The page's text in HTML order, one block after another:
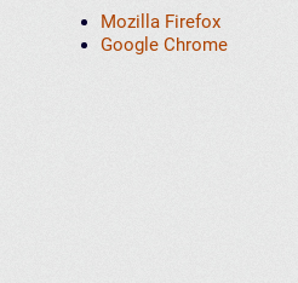
Mozilla Firefox
Google Chrome